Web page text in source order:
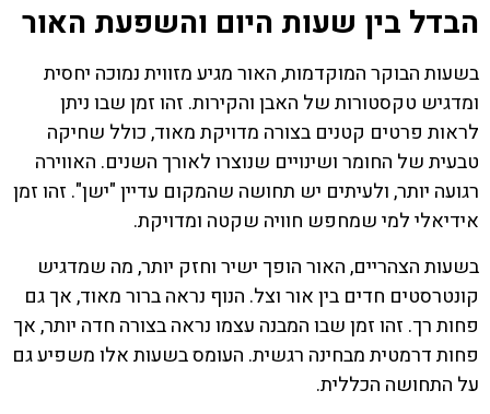
הבדל בין שעות היום והשפעת האור
בשעות הבוקר המוקדמות, האור מגיע מזווית נמוכה יחסית
ומדגיש טקסטורות של האבן והקירות. זהו זמן שבו ניתן
לראות פרטים קטנים בצורה מדויקת מאוד, כולל שחיקה
טבעית של החומר ושינויים שנוצרו לאורך השנים. האווירה
רגועה יותר, ולעיתים יש תחושה שהמקום עדיין "ישן". זהו זמן
אידיאלי למי שמחפש חוויה שקטה ומדויקת.
בשעות הצהריים, האור הופך ישיר וחזק יותר, מה שמדגיש
קונטרסטים חדים בין אור וצל. הנוף נראה ברור מאוד, אך גם
פחות רך. זהו זמן שבו המבנה עצמו נראה בצורה חדה יותר, אך
פחות דרמטית מבחינה רגשית. העומס בשעות אלו משפיע גם
על התחושה הכללית.